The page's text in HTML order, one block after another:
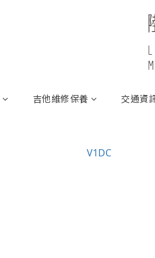
吉他維修保養 交通資